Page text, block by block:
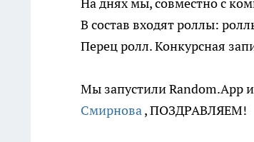
В состав входят роллы:
Перец ролл. Конкурсная
Мы запустили Random.App
Смирнова, ПОЗДРАВЛЯЕМ!